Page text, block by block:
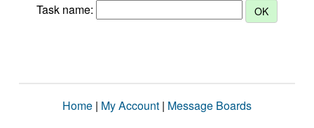
Task name:
Home | My Account | Message Boards